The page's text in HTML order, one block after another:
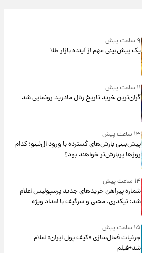
۹ ساعت پیش
یک پیش‌بینی مهم از آینده بازار طلا
۱۱ ساعت پیش
گران‌ترین خرید تاریخ رئال مادرید رونمایی شد
۱۳ ساعت پیش
پیش‌بینی بارش‌های گسترده با ورود ال‌نینو؛ کدام
روزها پربارش‌تر خواهند بود؟
۱۴ ساعت پیش
شماره پیراهن خریدهای جدید پرسپولیس اعلام
شد؛ تیکدری، محبی و سرگیف با اعداد ویژه
۱۵ ساعت پیش
جزئیات فعال‌سازی «کیف پول ایران» اعلام
شد+فیلم